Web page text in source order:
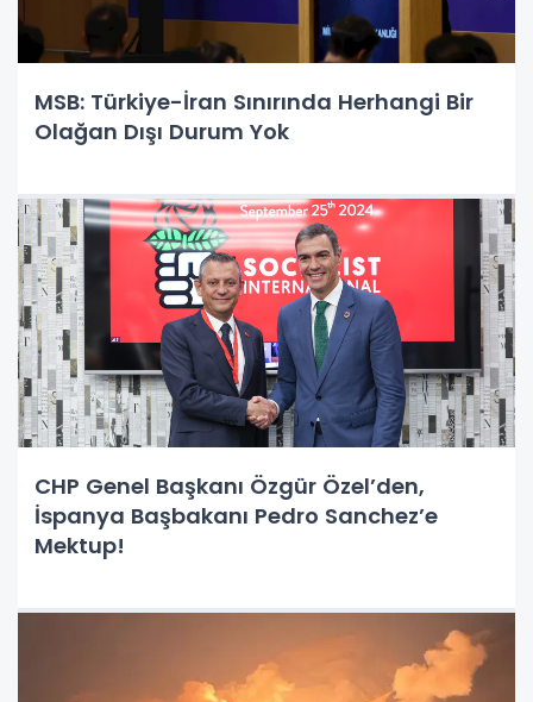
MSB: Türkiye-İran Sınırında Herhangi Bir
Olağan Dışı Durum Yok
CHP Genel Başkanı Özgür Özel’den,
İspanya Başbakanı Pedro Sanchez’e
Mektup!